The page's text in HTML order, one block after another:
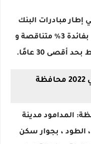
، وذلك في إطار مبادرات البنك
المركزي المختلفة للتمويل العقاري بفائدة 3٪ متناقصة و
توفير شقق إسكان اجتماعي 2022 محافظة
المدامود مدينة
الطود ، بجوار سكن